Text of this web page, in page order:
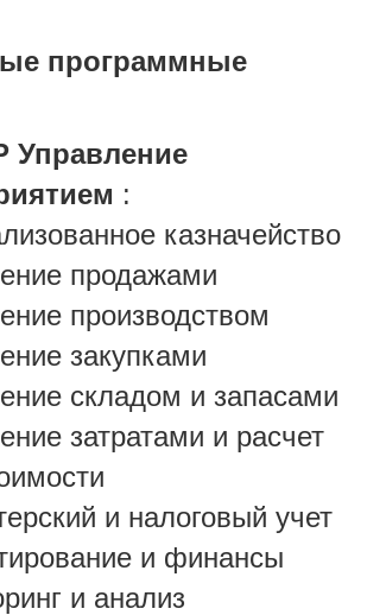
программные
Управление
:
казначейство
продажами
производством
закупками
складом и запасами
затратами и расчет
и налоговый учет
и финансы
и анализ